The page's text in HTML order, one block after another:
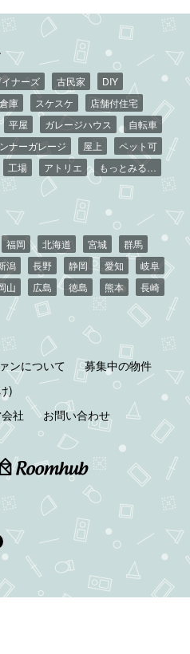
ナーズ 古民家
DIY
倉庫 スケスケ
店舗付住宅
平屋 ガレージハウス
自転車
ナーガレージ 屋上
ペット可
工場 アトリエ もっとみる…
福岡 北海道 宮城
群馬
潟 長野 静岡 愛知
岐阜
山 広島 徳島 熊本
長崎
ンについて
募集中の物件
)
社 お問い合わせ